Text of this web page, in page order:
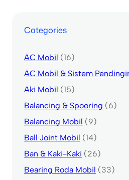
Categories
AC Mobil (16)
AC Mobil & Sistem
Aki Mobil (15)
Balancing & Spooring (6)
Balancing Mobil (9)
Ball Joint Mobil (14)
Ban & Kaki-Kaki (26)
Bearing Roda Mobil (33)